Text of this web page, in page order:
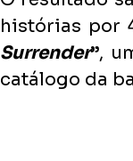
histórias por
Surrender”,
catálogo da